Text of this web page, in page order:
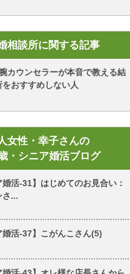
相談所に関する記事
カウンセラーが本音で教える結
おすすめしない人
女性・幸子さんの
・シニア婚活ブログ
婚活-31】はじめてのお見合い：
さ...
婚活-37】こがんこさん(5)